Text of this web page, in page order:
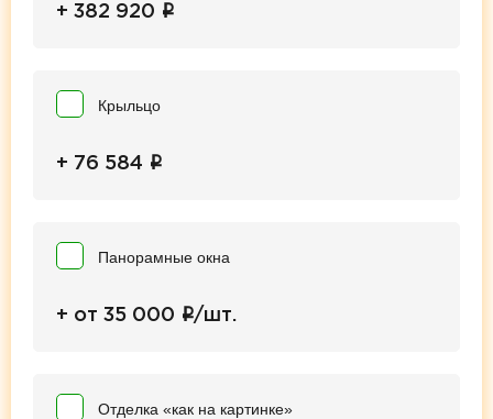
+ 382 920 i
Крыльцо
+ 76 584 i
Панорамные окна
+ от 35 000 i/шт.
Отделка «как на картинке»